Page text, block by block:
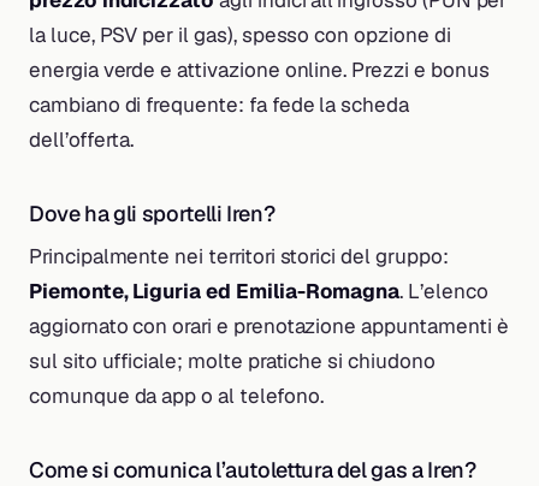
la luce, PSV per il gas), spesso con opzione di
energia verde e attivazione online. Prezzi e bonus
cambiano di frequente: fa fede la scheda
dell’offerta.
Dove ha gli sportelli Iren?
Principalmente nei territori storici del gruppo:
Piemonte, Liguria ed Emilia-Romagna. L’elenco
aggiornato con orari e prenotazione appuntamenti è
sul sito ufficiale; molte pratiche si chiudono
comunque da app o al telefono.
Come si comunica l’autolettura del gas a Iren?